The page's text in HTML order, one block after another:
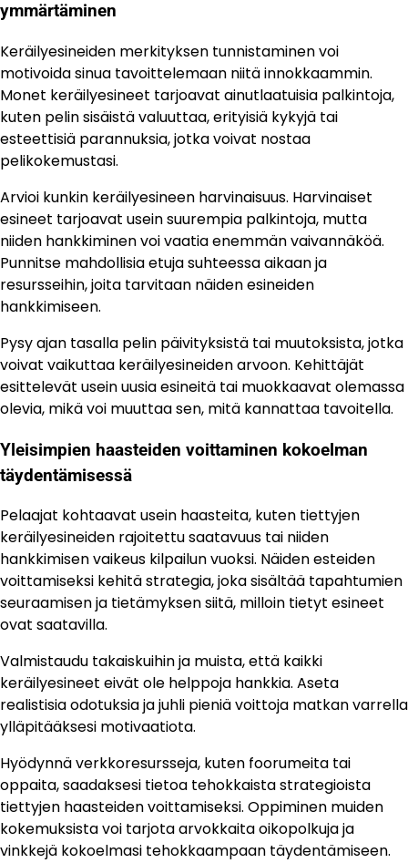
ymmärtäminen
Keräilyesineiden merkityksen tunnistaminen voi
motivoida sinua tavoittelemaan niitä innokkaammin.
Monet keräilyesineet tarjoavat ainutlaatuisia palkintoja,
kuten pelin sisäistä valuuttaa, erityisiä kykyjä tai
esteettisiä parannuksia, jotka voivat nostaa
pelikokemustasi.
Arvioi kunkin keräilyesineen harvinaisuus. Harvinaiset
esineet tarjoavat usein suurempia palkintoja, mutta
niiden hankkiminen voi vaatia enemmän vaivannäköä.
Punnitse mahdollisia etuja suhteessa aikaan ja
resursseihin, joita tarvitaan näiden esineiden
hankkimiseen.
Pysy ajan tasalla pelin päivityksistä tai muutoksista, jotka
voivat vaikuttaa keräilyesineiden arvoon. Kehittäjät
esittelevät usein uusia esineitä tai muokkaavat olemassa
olevia, mikä voi muuttaa sen, mitä kannattaa tavoitella.
Yleisimpien haasteiden voittaminen kokoelman
täydentämisessä
Pelaajat kohtaavat usein haasteita, kuten tiettyjen
keräilyesineiden rajoitettu saatavuus tai niiden
hankkimisen vaikeus kilpailun vuoksi. Näiden esteiden
voittamiseksi kehitä strategia, joka sisältää tapahtumien
seuraamisen ja tietämyksen siitä, milloin tietyt esineet
ovat saatavilla.
Valmistaudu takaiskuihin ja muista, että kaikki
keräilyesineet eivät ole helppoja hankkia. Aseta
realistisia odotuksia ja juhli pieniä voittoja matkan varrella
ylläpitääksesi motivaatiota.
Hyödynnä verkkoresursseja, kuten foorumeita tai
oppaita, saadaksesi tietoa tehokkaista strategioista
tiettyjen haasteiden voittamiseksi. Oppiminen muiden
kokemuksista voi tarjota arvokkaita oikopolkuja ja
vinkkejä kokoelmasi tehokkaampaan täydentämiseen.